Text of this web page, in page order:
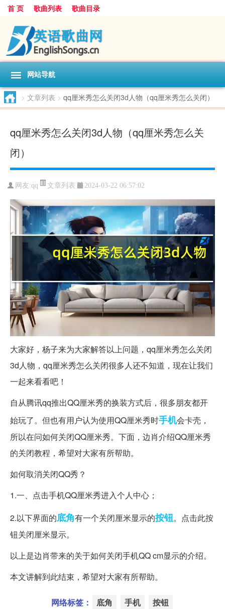
首 页 歌曲列表 歌曲目录
网站导航
> 文章列表 > qq厘米秀怎么关闭3d人物（qq厘米秀怎么关闭）
qq厘米秀怎么关闭3d人物（qq厘米秀怎么关
闭）
网友:qq 文章列表 2024-03-22 06:57:02
大家好，杨子来为大家解答以上问题，qq厘米秀怎么关闭
3d人物，qq厘米秀怎么关闭很多人还不知道，现在让我们
一起来看看吧！
自从腾讯qq推出QQ厘米秀的换装方式后，很多朋友都开
始玩了。但也有用户认为使用QQ厘米秀时手机会卡壳，
所以在问如何关闭QQ厘米秀。下面，边肖介绍QQ厘米秀
的关闭教程，希望对大家有所帮助。
如何取消关闭QQ秀？
1.一、点击手机QQ厘米秀进入个人中心；
2.以下界面的底角有一个关闭厘米显示的按钮。点击此按
钮关闭厘米显示。
以上是边肖带来的关于如何关闭手机QQ cm显示的介绍。
本文讲解到此结束，希望对大家有所帮助。
网络标签： 底角 手机 按钮